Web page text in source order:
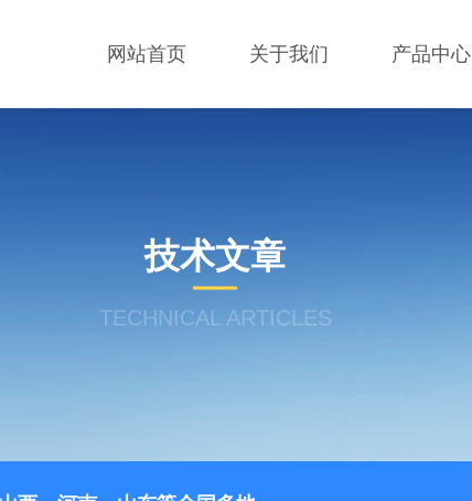
网站首页 关于我们 产品中心
技术文章
TECHNICAL ARTICLES